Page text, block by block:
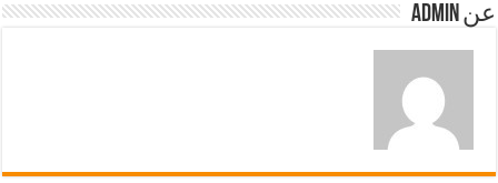
عن admin